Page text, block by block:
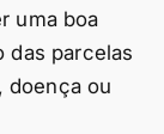
uma boa
das parcelas
doença ou